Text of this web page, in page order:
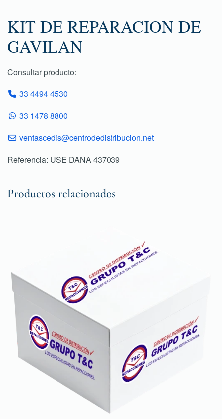
KIT DE REPARACION DE
GAVILAN
Consultar producto:
33 4494 4530
33 1478 8800
ventascedis@centrodedistribucion.net
Referencia: USE DANA 437039
Productos relacionados